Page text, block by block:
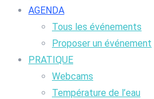
AGENDA
Tous les événements
Proposer un événement
PRATIQUE
Webcams
Température de l’eau